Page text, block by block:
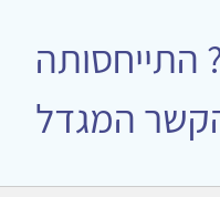
התייחסותה
המגדל